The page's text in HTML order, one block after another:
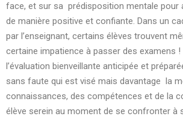
face, et sur sa prédisposition mentale pour
de manière positive et confiante. Dans un
par l’enseignant, certains élèves trouvent
certaine impatience à passer des examens !
l’évaluation bienveillante anticipée et
sans faute qui est visé mais davantage la
connaissances, des compétences et de la
élève serein au moment de se confronter à